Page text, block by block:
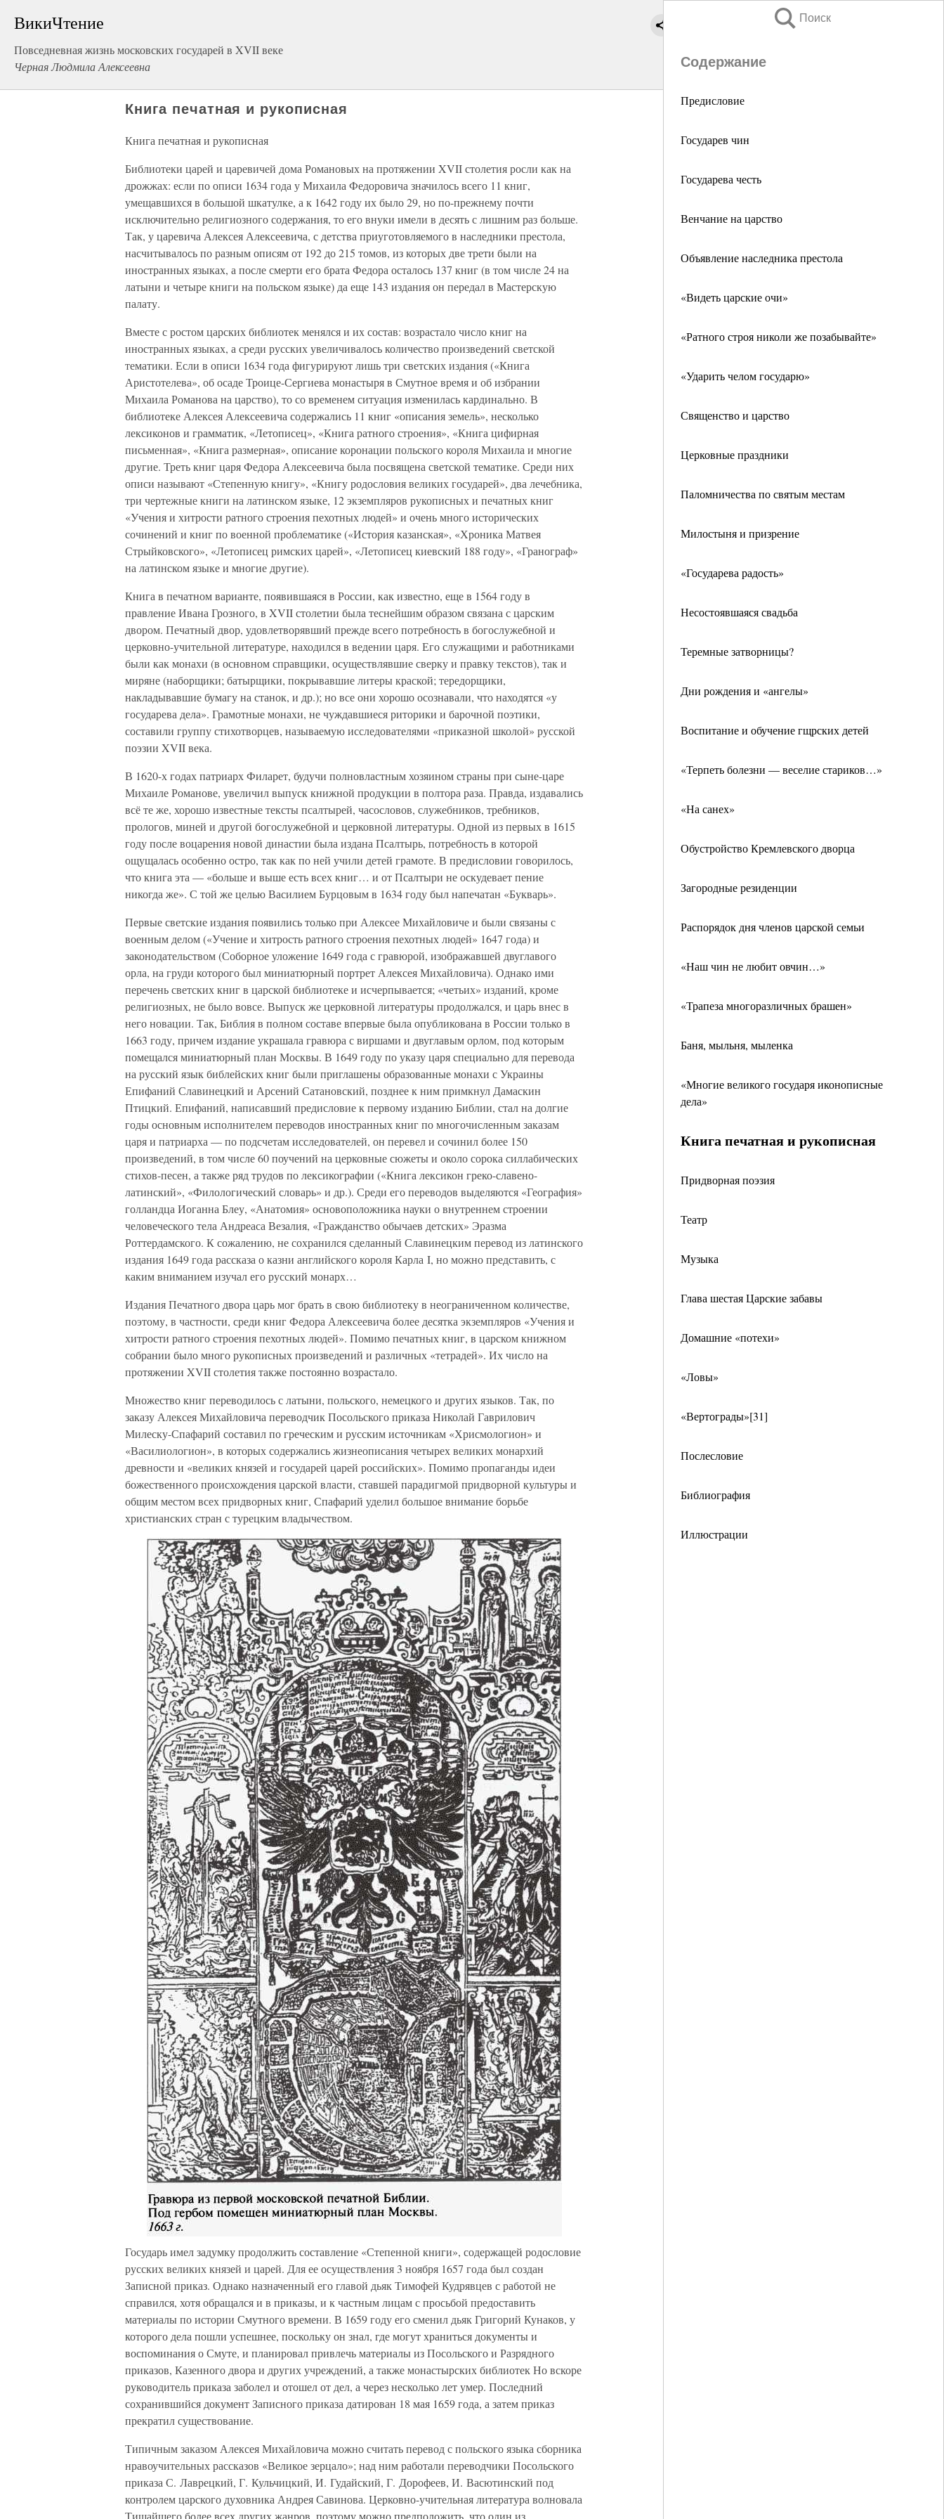
ВикиЧтение
Повседневная жизнь московских государей в XVII веке
Черная Людмила Алексеевна
Поиск
Содержание
Предисловие
Государев чин
Государева честь
Венчание на царство
Объявление наследника престола
«Видеть царские очи»
«Ратного строя николи же позабывайте»
«Ударить челом государю»
Священство и царство
Церковные праздники
Паломничества по святым местам
Милостыня и призрение
«Государева радость»
Несостоявшаяся свадьба
Теремные затворницы?
Дни рождения и «ангелы»
Воспитание и обучение гщрских детей
«Терпеть болезни — веселие стариков…»
«На санех»
Обустройство Кремлевского дворца
Загородные резиденции
Распорядок дня членов царской семьи
«Наш чин не любит овчин…»
«Трапеза многоразличных брашен»
Баня, мыльня, мыленка
«Многие великого государя иконописные
дела»
Книга печатная и рукописная
Придворная поэзия
Театр
Музыка
Глава шестая Царские забавы
Домашние «потехи»
«Ловы»
«Вертограды»[31]
Послесловие
Библиография
Иллюстрации
Книга печатная и рукописная
Книга печатная и рукописная
Библиотеки царей и царевичей дома Романовых на протяжении XVII столетия росли как на
дрожжах: если по описи 1634 года у Михаила Федоровича значилось всего 11 книг,
умещавшихся в большой шкатулке, а к 1642 году их было 29, но по-прежнему почти
исключительно религиозного содержания, то его внуки имели в десять с лишним раз больше.
Так, у царевича Алексея Алексеевича, с детства приуготовляемого в наследники престола,
насчитывалось по разным описям от 192 до 215 томов, из которых две трети были на
иностранных языках, а после смерти его брата Федора осталось 137 книг (в том числе 24 на
латыни и четыре книги на польском языке) да еще 143 издания он передал в Мастерскую
палату.
Вместе с ростом царских библиотек менялся и их состав: возрастало число книг на
иностранных языках, а среди русских увеличивалось количество произведений светской
тематики. Если в описи 1634 года фигурируют лишь три светских издания («Книга
Аристотелева», об осаде Троице-Сергиева монастыря в Смутное время и об избрании
Михаила Романова на царство), то со временем ситуация изменилась кардинально. В
библиотеке Алексея Алексеевича содержались 11 книг «описания земель», несколько
лексиконов и грамматик, «Летописец», «Книга ратного строения», «Книга цифирная
письменная», «Книга размерная», описание коронации польского короля Михаила и многие
другие. Треть книг царя Федора Алексеевича была посвящена светской тематике. Среди них
описи называют «Степенную книгу», «Книгу родословия великих государей», два лечебника,
три чертежные книги на латинском языке, 12 экземпляров рукописных и печатных книг
«Учения и хитрости ратного строения пехотных людей» и очень много исторических
сочинений и книг по военной проблематике («История казанская», «Хроника Матвея
Стрыйковского», «Летописец римских царей», «Летописец киевский 188 году», «Гранограф»
на латинском языке и многие другие).
Книга в печатном варианте, появившаяся в России, как известно, еще в 1564 году в
правление Ивана Грозного, в XVII столетии была теснейшим образом связана с царским
двором. Печатный двор, удовлетворявший прежде всего потребность в богослужебной и
церковно-учительной литературе, находился в ведении царя. Его служащими и работниками
были как монахи (в основном справщики, осуществлявшие сверку и правку текстов), так и
миряне (наборщики; батырщики, покрывавшие литеры краской; тередорщики,
накладывавшие бумагу на станок, и др.); но все они хорошо осознавали, что находятся «у
государева дела». Грамотные монахи, не чуждавшиеся риторики и барочной поэтики,
составили группу стихотворцев, называемую исследователями «приказной школой» русской
поэзии XVII века.
В 1620-х годах патриарх Филарет, будучи полновластным хозяином страны при сыне-царе
Михаиле Романове, увеличил выпуск книжной продукции в полтора раза. Правда, издавались
всё те же, хорошо известные тексты псалтырей, часословов, служебников, требников,
прологов, миней и другой богослужебной и церковной литературы. Одной из первых в 1615
году после воцарения новой династии была издана Псалтырь, потребность в которой
ощущалась особенно остро, так как по ней учили детей грамоте. В предисловии говорилось,
что книга эта — «больше и выше есть всех книг… и от Псалтыри не оскудевает пение
никогда же». С той же целью Василием Бурцовым в 1634 году был напечатан «Букварь».
Первые светские издания появились только при Алексее Михайловиче и были связаны с
военным делом («Учение и хитрость ратного строения пехотных людей» 1647 года) и
законодательством (Соборное уложение 1649 года с гравюрой, изображавшей двуглавого
орла, на груди которого был миниатюрный портрет Алексея Михайловича). Однако ими
перечень светских книг в царской библиотеке и исчерпывается; «четьих» изданий, кроме
религиозных, не было вовсе. Выпуск же церковной литературы продолжался, и царь внес в
него новации. Так, Библия в полном составе впервые была опубликована в России только в
1663 году, причем издание украшала гравюра с виршами и двуглавым орлом, под которым
помещался миниатюрный план Москвы. В 1649 году по указу царя специально для перевода
на русский язык библейских книг были приглашены образованные монахи с Украины
Епифаний Славинецкий и Арсений Сатановский, позднее к ним примкнул Дамаскин
Птицкий. Епифаний, написавший предисловие к первому изданию Библии, стал на долгие
годы основным исполнителем переводов иностранных книг по многочисленным заказам
царя и патриарха — по подсчетам исследователей, он перевел и сочинил более 150
произведений, в том числе 60 поучений на церковные сюжеты и около сорока силлабических
стихов-песен, а также ряд трудов по лексикографии («Книга лексикон греко-славено-
латинский», «Филологический словарь» и др.). Среди его переводов выделяются «География»
голландца Иоганна Блеу, «Анатомия» основоположника науки о внутреннем строении
человеческого тела Андреаса Везалия, «Гражданство обычаев детских» Эразма
Роттердамского. К сожалению, не сохранился сделанный Славинецким перевод из латинского
издания 1649 года рассказа о казни английского короля Карла I, но можно представить, с
каким вниманием изучал его русский монарх…
Издания Печатного двора царь мог брать в свою библиотеку в неограниченном количестве,
поэтому, в частности, среди книг Федора Алексеевича более десятка экземпляров «Учения и
хитрости ратного строения пехотных людей». Помимо печатных книг, в царском книжном
собрании было много рукописных произведений и различных «тетрадей». Их число на
протяжении XVII столетия также постоянно возрастало.
Множество книг переводилось с латыни, польского, немецкого и других языков. Так, по
заказу Алексея Михайловича переводчик Посольского приказа Николай Гаврилович
Милеску-Спафарий составил по греческим и русским источникам «Хрисмологион» и
«Василиологион», в которых содержались жизнеописания четырех великих монархий
древности и «великих князей и государей царей российских». Помимо пропаганды идеи
божественного происхождения царской власти, ставшей парадигмой придворной культуры и
общим местом всех придворных книг, Спафарий уделил большое внимание борьбе
христианских стран с турецким владычеством.
Государь имел задумку продолжить составление «Степенной книги», содержащей родословие
русских великих князей и царей. Для ее осуществления 3 ноября 1657 года был создан
Записной приказ. Однако назначенный его главой дьяк Тимофей Кудрявцев с работой не
справился, хотя обращался и в приказы, и к частным лицам с просьбой предоставить
материалы по истории Смутного времени. В 1659 году его сменил дьяк Григорий Кунаков, у
которого дела пошли успешнее, поскольку он знал, где могут храниться документы и
воспоминания о Смуте, и планировал привлечь материалы из Посольского и Разрядного
приказов, Казенного двора и других учреждений, а также монастырских библиотек Но вскоре
руководитель приказа заболел и отошел от дел, а через несколько лет умер. Последний
сохранившийся документ Записного приказа датирован 18 мая 1659 года, а затем приказ
прекратил существование.
Типичным заказом Алексея Михайловича можно считать перевод с польского языка сборника
нравоучительных рассказов «Великое зерцало»; над ним работали переводчики Посольского
приказа С. Лаврецкий, Г. Кульчицкий, И. Гудайский, Г. Дорофеев, И. Васютинский под
контролем царского духовника Андрея Савинова. Церковно-учительная литература волновала
Тишайшего более всех других жанров, поэтому можно предположить, что один из